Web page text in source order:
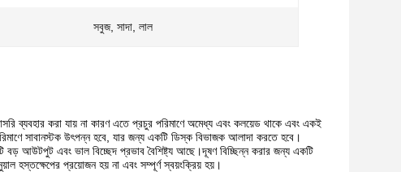
সবুজ, সাদা, লাল
ব্যবহার করা যায় না কারণ এতে প্রচুর পরিমাণে অমেধ্য এবং কলয়েড থাকে এবং একই
সাবানস্টক উৎপন্ন হবে, যার জন্য একটি ডিস্ক বিভাজক আলাদা করতে হবে।
আউটপুট এবং ভাল বিচ্ছেদ প্রভাব বৈশিষ্ট্য আছে।দূষণ বিচ্ছিন্ন করার জন্য একটি
হস্তক্ষেপের প্রয়োজন হয় না এবং সম্পূর্ণ স্বয়ংক্রিয় হয়।